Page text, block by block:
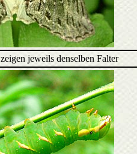
zeigen jeweils denselben Falter